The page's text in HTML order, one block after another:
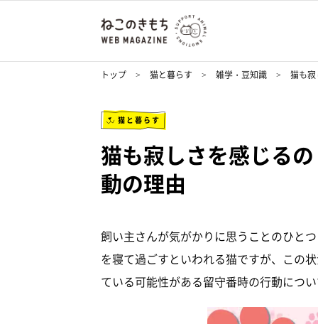
トップ 猫と暮らす 雑学・豆知識 猫も
猫と暮らす
猫も寂しさを感じる
動の理由
飼い主さんが気がかりに思うことのひと
を寝て過ごすといわれる猫ですが、この
ている可能性がある留守番時の行動につ